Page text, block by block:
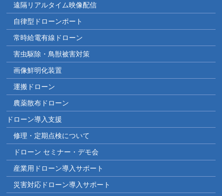
遠隔リアルタイム映像配信
自律型ドローンポート
常時給電有線ドローン
害虫駆除・鳥獣被害対策
画像鮮明化装置
運搬ドローン
農薬散布ドローン
ドローン導入支援
修理・定期点検について
ドローン セミナー・デモ会
産業用ドローン導入サポート
災害対応ドローン導入サポート